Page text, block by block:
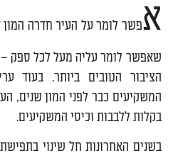
אפשר לומר על העיר חדרה
שאפשר לומר עליה מעל לכל ספק
הציבור הטובים ביותר. בעוד
המשקיעים כבר לפני המון שנים,
בקלות ללבבות וכיסי המשקיעים.
בשנים האחרונות חל שינוי